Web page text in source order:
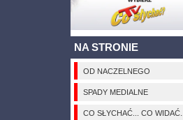
NA STRONIE
OD NACZELNEGO
SPADY MEDIALNE
CO SŁYCHAĆ... CO WIDAĆ...